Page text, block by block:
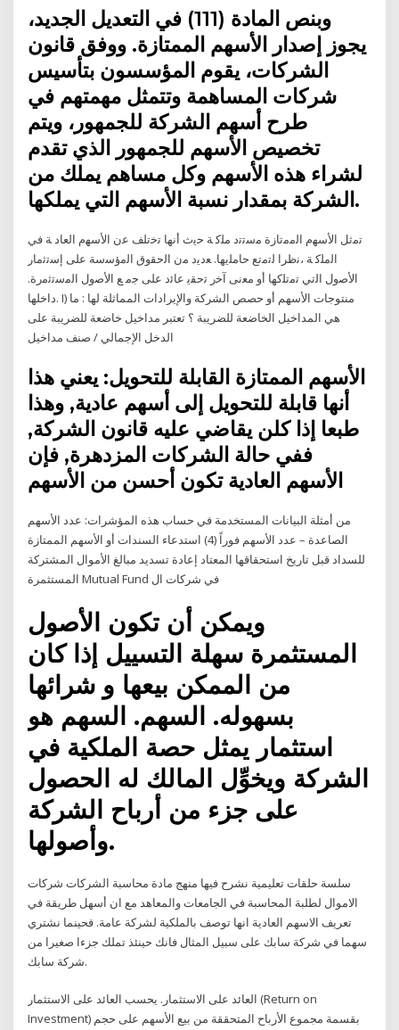
وبنص المادة (111) في التعديل الجديد،
يجوز إصدار الأسهم الممتازة. ووفق قانون
الشركات، يقوم المؤسسون بتأسيس
شركات المساهمة وتتمثل مهمتهم في
طرح أسهم الشركة للجمهور، ويتم
تخصيص الأسهم للجمهور الذي تقدم
لشراء هذه الأسهم وكل مساهم يملك من
الشركة بمقدار نسبة الأسهم التي يملكها.
ﺗﻣﺛﻞ اﻷﺳﻬم اﻟﻣﻣﺗﺎزة ﻣﺳﺗﺗد ﻣﻠﻛ ﺔ ﺣﯾث أﻧﻬﺎ ﺗﺧﺗﻠﻒ ﻋن اﻷﺳﻬم اﻟﻌﺎد ﺔ ﻓﻲ
اﻟﻣﻠﻛ ﺔ ،ﻧظرا ﻟﺗﻣﺗﻊ ﺣﺎﻣﻠﯾﻬﺎ. ﻌدﯾد ﻣن اﻟﺣﻘوق اﻟﻣؤﺳﺳﺔ ﻋﻠﻰ إﺳﺗﺛﻣﺎر
اﻷﺻول اﻟﺗﻲ ﺗﻣﺗﻠﻛﻬﺎ أو ﻣﻌﻧﻰ آﺧر ﺗﺣﻘﯾ ﻋﺎﺋد ﻋﻠﻰ ﺟﻣ ﻊ اﻷﺻول اﻟﻣﺳﺗﺛﻣرة.
داﺧﻠﻬﺎ. I) منتوجات‮ ‬الأسهم‮ ‬أو‮ ‬حصص‮ ‬الشركة‮ ‬والإيرادات‮ ‬المماثلة‮ ‬لها : ما
هي المداخيل الخاضعة للضريبة ؟ تعتبر مداخيل خاضعة للضريبة على
الأسهم الممتازة القابلة للتحويل: يعني هذا
أنها قابلة للتحويل إلى أسهم عادية, وهذا
طبعا إذا كلن يقاضي عليه قانون الشركة,
ففي حالة الشركات المزدهرة, فإن
الأسهم العادية تكون أحسن من الأسهم
من أمثلة البيانات المستخدمة في حساب هذه المؤشرات: عدد الأسهم
الصاعدة – عدد الأسهم فوراً (4) استدعاء السندات أو الأسهم الممتازة
للسداد قبل تاريخ استحقاقها المعتاد إعادة تسديد مبالغ الأموال المشتركة
المستثمرة Mutual Fund في شركات ال
ويمكن أن تكون الأصول
المستثمرة سهلة التسييل إذا كان
من الممكن بيعها و شرائها
بسهوله. السهم. السهم هو
استثمار يمثل حصة الملكية في
الشركة ويخوِّل المالك له الحصول
على جزء من أرباح الشركة
وأصولها.
سلسة حلقات تعليمية نشرح فيها منهج مادة محاسبة الشركات شركات
الاموال لطلبة المحاسبة في الجامعات والمعاهد مع ان أسهل طريقة في
تعريف الاسهم العادية انها توصف بالملكية لشركة عامة. فحينما نشتري
سهما في شركة سابك على سبيل المثال فانك حينئذ تملك جزءا صغيرا من
شركة سابك.
العائد على الاستثمار. يحسب العائد على الاستثمار (Return on
Investment) بقسمة مجموع الأرباح المتحققة من بيع الأسهم على حجم